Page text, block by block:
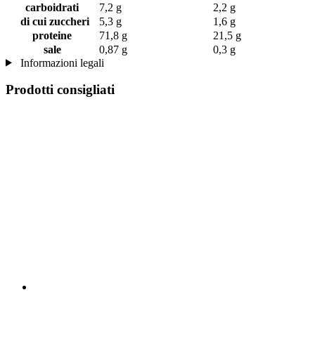
carboidrati
7,2 g
2,2 g
di cui zuccheri
5,3 g
1,6 g
proteine
71,8 g
21,5 g
sale
0,87 g
0,3 g
Informazioni legali
Prodotti consigliati